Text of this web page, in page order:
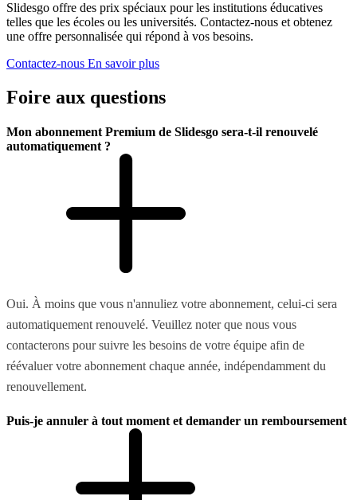
Slidesgo offre des prix spéciaux pour les institutions éducatives
telles que les écoles ou les universités. Contactez-nous et obtenez
une offre personnalisée qui répond à vos besoins.
Contactez-nous En savoir plus
Foire aux questions
Mon abonnement Premium de Slidesgo sera-t-il renouvelé
automatiquement ?
Oui. À moins que vous n'annuliez votre abonnement, celui-ci sera
automatiquement renouvelé. Veuillez noter que nous vous
contacterons pour suivre les besoins de votre équipe afin de
réévaluer votre abonnement chaque année, indépendamment du
renouvellement.
Puis-je annuler à tout moment et demander un remboursement